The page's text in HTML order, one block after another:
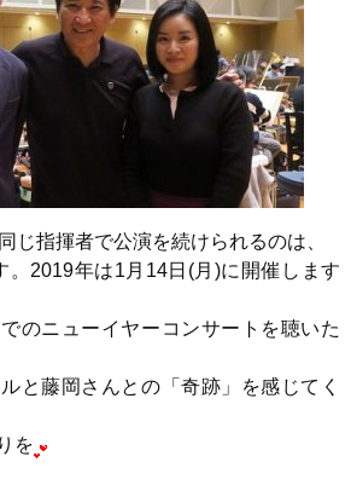
指揮者で公演を続けられるのは、
。2019年は1月14日(月)に開催します
のニューイヤーコンサートを聴いた
と藤岡さんとの「奇跡」を感じてく
を